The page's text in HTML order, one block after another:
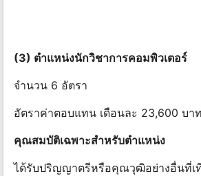
(3) ตําแหน่งนักวิชาการคอมพิวเตอร์
จำนวน 6 อัตรา
อัตราค่าตอบแทน เดือนละ 23,600 บาท
คุณสมบัติเฉพาะสําหรับตําแหน่ง
ได้รับปริญญาตรีหรือคุณวุฒิอย่างอื่นที่เ